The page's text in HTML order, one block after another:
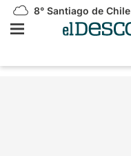
8° Santiago de Chile